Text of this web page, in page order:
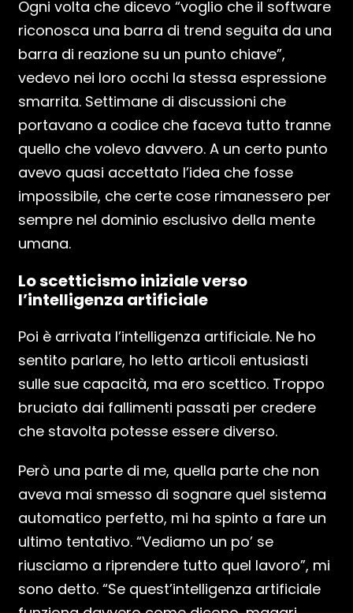
Ogni volta che dicevo “voglio che il software
riconosca una barra di trend seguita da una
barra di reazione su un punto chiave”,
vedevo nei loro occhi la stessa espressione
smarrita. Settimane di discussioni che
portavano a codice che faceva tutto tranne
quello che volevo davvero. A un certo punto
avevo quasi accettato l’idea che fosse
impossibile, che certe cose rimanessero per
sempre nel dominio esclusivo della mente
umana.
Lo scetticismo iniziale verso
l’intelligenza artificiale
Poi è arrivata l’intelligenza artificiale. Ne ho
sentito parlare, ho letto articoli entusiasti
sulle sue capacità, ma ero scettico. Troppo
bruciato dai fallimenti passati per credere
che stavolta potesse essere diverso.
Però una parte di me, quella parte che non
aveva mai smesso di sognare quel sistema
automatico perfetto, mi ha spinto a fare un
ultimo tentativo. “Vediamo un po’ se
riusciamo a riprendere tutto quel lavoro”, mi
sono detto. “Se quest’intelligenza artificiale